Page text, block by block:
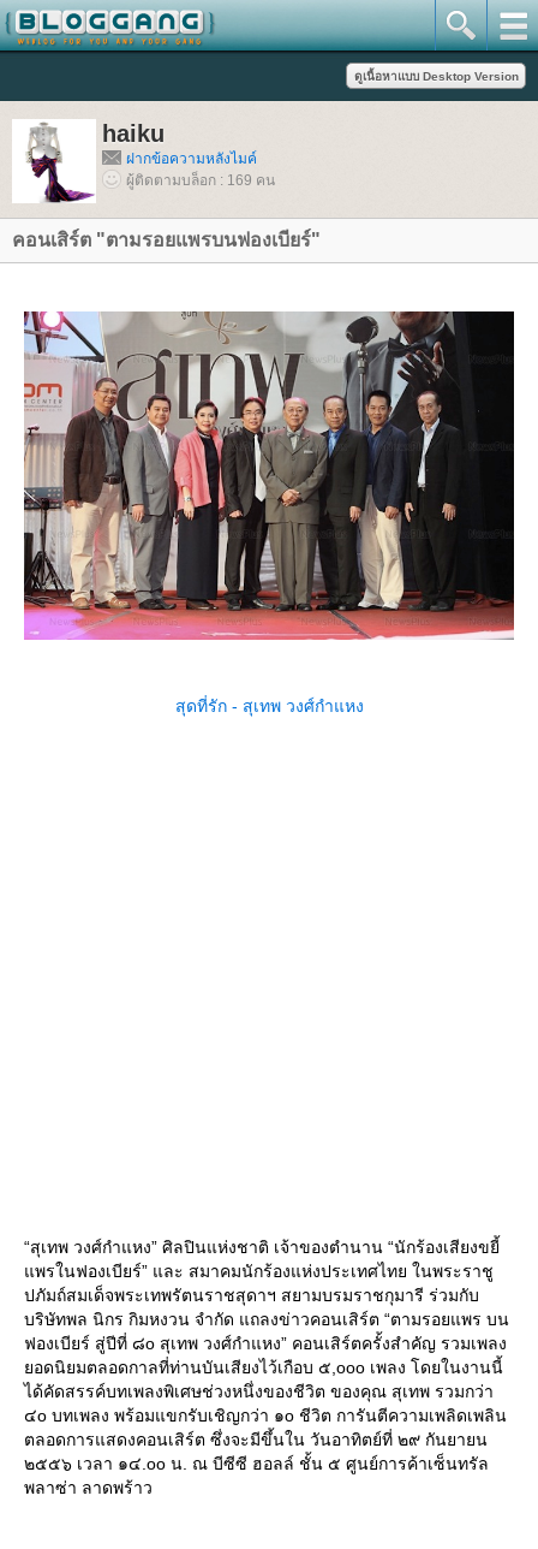
haiku
ฝากข้อความหลังไมค์
ผู้ติดตามบล็อก : 169 คน
คอนเสิร์ต "ตามรอยแพรบนฟองเบียร์"
สุดที่รัก - สุเทพ วงศ์กำแหง
“สุเทพ วงศ์กำแหง” ศิลปินแห่งชาติ เจ้าของตำนาน “นักร้องเสียงขยี้
พรในฟองเบียร์” และ สมาคมนักร้องแห่งประเทศไทย ในพระราชู
ปภัมถ์สมเด็จพระเทพรัตนราชสุดาฯ สยามบรมราชกุมารี ร่วมกับ
บริษัทพล นิกร กิมหงวน จำกัด แถลงข่าวคอนเสิร์ต “ตามรอยแพร บน
ฟองเบียร์ สู่ปีที่ ๘o สุเทพ วงศ์กำแหง” คอนเสิร์ตครั้งสำคัญ รวมเพลง
อดนิยมตลอดกาลที่ท่านบันเสียงไว้เกือบ ๕,ooo เพลง โดยในงานนี้
ได้คัดสรรค์บทเพลงพิเศษช่วงหนึ่งของชีวิต ของคุณ สุเทพ รวมกว่า
๔o บทเพลง พร้อมแขกรับเชิญกว่า ๑o ชีวิต การันตีความเพลิดเพลิน
ตลอดการแสดงคอนเสิร์ต ซึ่งจะมีขึ้นใน วันอาทิตย์ที่ ๒๙ กันยายน
๒๕๕๖ เวลา ๑๔.oo น. ณ บีซีซี ฮอลล์ ชั้น ๕ ศูนย์การค้าเซ็นทรัล
พลาซ่า ลาดพร้าว